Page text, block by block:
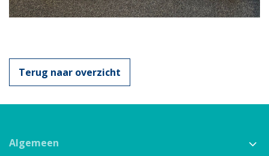
Terug naar overzicht
Algemeen